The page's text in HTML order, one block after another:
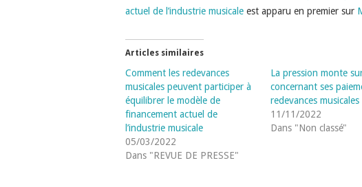
actuel de l’industrie musicale est apparu en premier sur
Articles similaires
Comment les redevances
musicales peuvent participer à
équilibrer le modèle de
financement actuel de
l’industrie musicale
05/03/2022
Dans "REVUE DE PRESSE"
La pression monte
concernant ses
redevances musicales
11/11/2022
Dans "Non classé"